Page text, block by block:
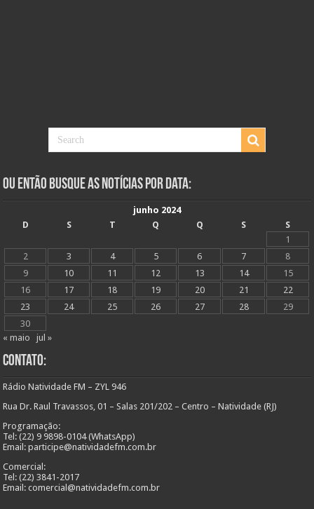
Ou Então Busque as Notícias Por Data:
junho 2024
D
S T Q Q S
S
1
2
3 4 5 6 7
8
9
10 11 12 13 14
15
16
17 18 19 20 21
22
23
24 25 26 27 28
29
30
« maio
jul »
Contato:
Rádio Natividade FM – ZYL 946
Rua Dr. Raul Travassos, 01 – Salas 201/202 – Centro – Natividade (RJ)
Programação:
Tel: (22) 9 9898-0104 (WhatsApp)
Email: participe@natividadefm.com.br
Comercial:
Tel: (22) 3841-2017
Email: comercial@natividadefm.com.br